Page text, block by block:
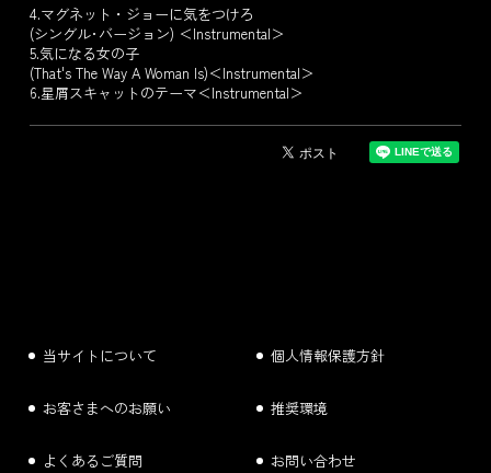
4.マグネット・ジョーに気をつけろ
(シングル･バージョン) ＜Instrumental＞
5.気になる女の子
(That's The Way A Woman Is)＜Instrumental＞
6.星屑スキャットのテーマ＜Instrumental＞
当サイトについて 個人情報保護方針
お客さまへのお願い 推奨環境
よくあるご質問 お問い合わせ